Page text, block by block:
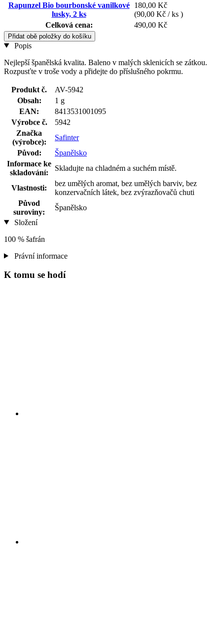
Rapunzel Bio bourbonské vanilkové
lusky, 2 ks
180,00 Kč
(90,00 Kč / ks )
Celková cena:
490,00 Kč
Přidat obě položky do košíku
Popis
Nejlepší španělská kvalita. Baleno v malých sklenicích se zátkou.
Rozpusťte v troše vody a přidejte do příslušného pokrmu.
Produkt č.
AV-5942
Obsah:
1 g
EAN:
8413531001095
Výrobce č.
5942
Značka
(výrobce):
Safinter
Původ:
Španělsko
Informace ke
skladování:
Skladujte na chladném a suchém místě.
Vlastnosti:
bez umělých aromat, bez umělých barviv, bez
konzervačních látek, bez zvýrazňovačů chuti
Původ
suroviny:
Španělsko
Složení
100 % šafrán
Právní informace
K tomu se hodí